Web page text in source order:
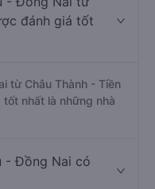
đánh giá tốt
từ Châu Thành - Tiền
nhất là những nhà
- Đồng Nai có